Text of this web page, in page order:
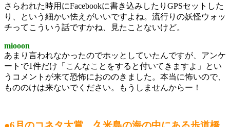
さらわれた時用にFacebookに書き込みしたりGPSセットした
り、という細かい怯えがいいですよね。流行りの妖怪ウォッ
チってこういう話ですかね、見たことないけど。
miooon
あまり言われなかったのでホッとしていたんですが、アンケ
ートで1件だけ「こんなことをすると付いてきますよ」とい
うコメントが来て恐怖におののきました。本当に怖いので、
もののけは来ないでください。もうしませんからー！